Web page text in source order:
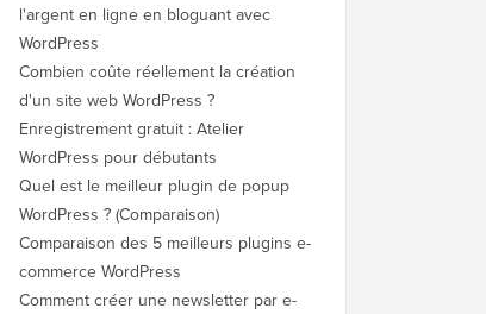
l'argent en ligne en bloguant avec
WordPress
Combien coûte réellement la création
d'un site web WordPress ?
Enregistrement gratuit : Atelier
WordPress pour débutants
Quel est le meilleur plugin de popup
WordPress ? (Comparaison)
Comparaison des 5 meilleurs plugins e-
commerce WordPress
Comment créer une newsletter par e-